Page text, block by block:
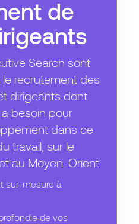
de
Search sont
recrutement des
dirigeants dont
besoin pour
dans ce
travail, sur le
au Moyen-Orient.
sur-mesure à
de vos